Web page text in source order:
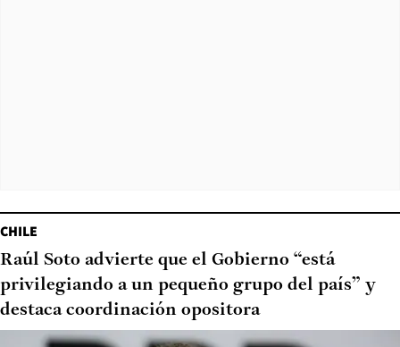
CHILE
Raúl Soto advierte que el Gobierno “está
privilegiando a un pequeño grupo del país” y
destaca coordinación opositora